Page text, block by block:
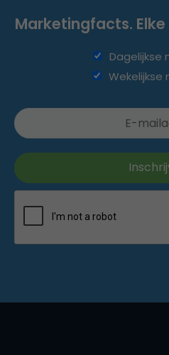
Marketingfacts.
Dagelijkse
Wekelijkse